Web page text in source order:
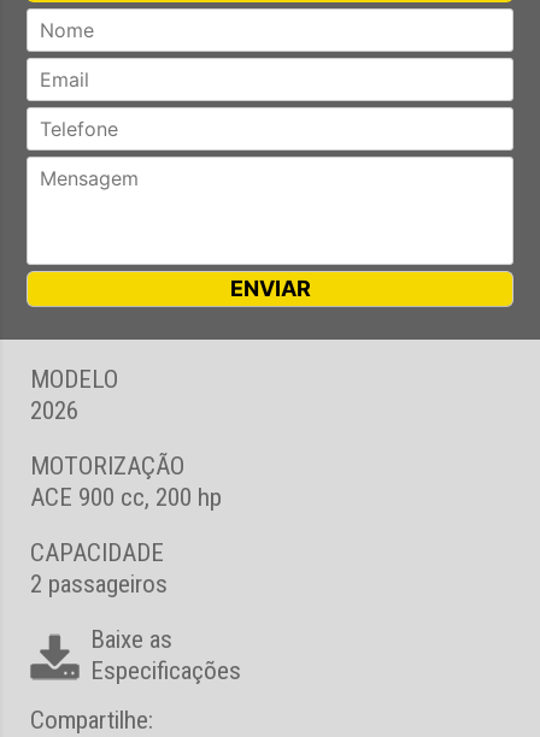
MODELO
2026
MOTORIZAÇÃO
ACE 900 cc, 200 hp
CAPACIDADE
2 passageiros
Baixe as
Especificações
Compartilhe: